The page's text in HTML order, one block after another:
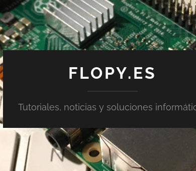
FLOPY.ES
Tutoriales, noticias y soluciones